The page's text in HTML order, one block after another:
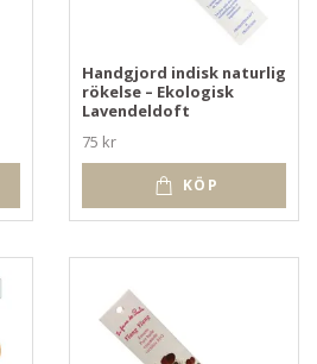
Handgjord indisk naturlig
rökelse – Ekologisk
Lavendeldoft
75 kr
KÖP